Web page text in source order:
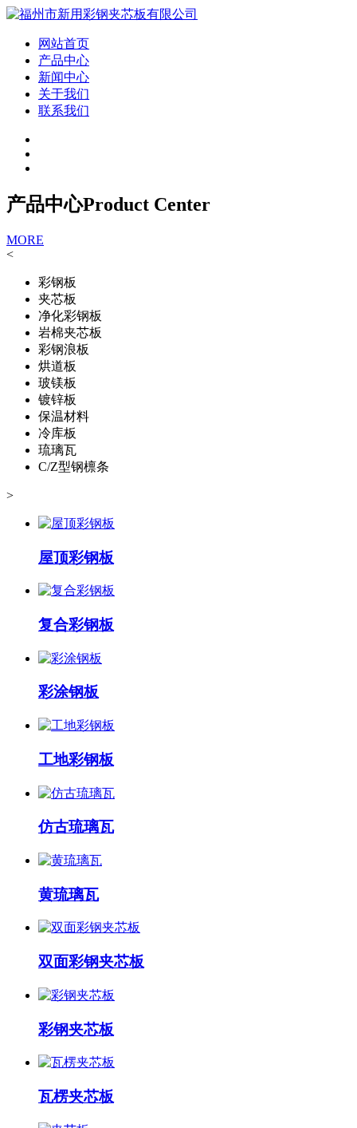
网站首页
产品中心
新闻中心
关于我们
联系我们
产品中心Product Center
MORE
<
彩钢板
夹芯板
净化彩钢板
岩棉夹芯板
彩钢浪板
烘道板
玻镁板
镀锌板
保温材料
冷库板
琉璃瓦
C/Z型钢檩条
>
屋顶彩钢板
复合彩钢板
彩涂钢板
工地彩钢板
仿古琉璃瓦
黄琉璃瓦
双面彩钢夹芯板
彩钢夹芯板
瓦楞夹芯板